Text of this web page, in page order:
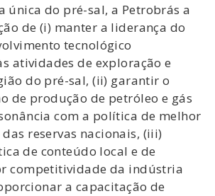
única do pré-sal, a Petrobrás a
de (i) manter a liderança do
tecnológico
atividades de exploração e
do pré-sal, (ii) garantir o
de produção de petróleo e gás
com a política de melhor
reservas nacionais, (iii)
de conteúdo local e de
competitividade da indústria
a capacitação de